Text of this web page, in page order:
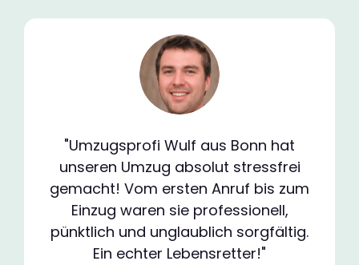
"Umzugsprofi Wulf aus Bonn hat
unseren Umzug absolut stressfrei
gemacht! Vom ersten Anruf bis zum
Einzug waren sie professionell,
pünktlich und unglaublich sorgfältig.
Ein echter Lebensretter!"